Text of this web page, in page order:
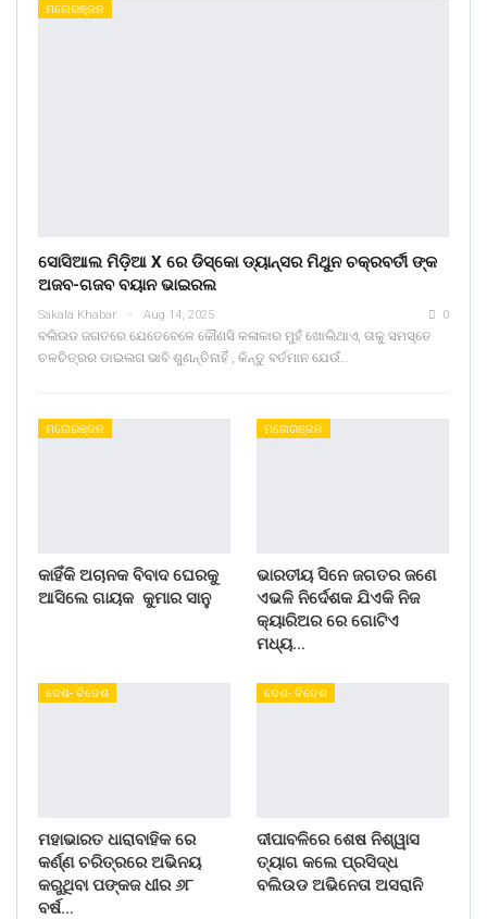
ମନୋରଞ୍ଜନ
ସୋସିଆଲ ମିଡ଼ିଆ X ରେ ଡିସ୍କୋ ଡ୍ୟାନ୍ସର ମିଥୁନ ଚକ୍ରବର୍ତୀ ଙ୍କ
ଅଜବ-ଗଜବ ବୟାନ ଭାଇରଲ
Sakala Khabar Aug 14, 2025 0
ବଲିଉଡ ଜଗତରେ ଯେତେବେଳେ କୌଣସି କଳାକାର ମୁହଁ ଖୋଲିଥାଏ, ତାକୁ ସମସ୍ତେ
ଚଳଚିତ୍ରର ଡାଇଲଗ ଭାବି ଶୁଣନ୍ତିନାହିଁ , କିନ୍ତୁ ବର୍ତମାନ ଯେଉଁ…
ମନୋରଞ୍ଜନ
କାହିଁକି ଅଚାନକ ବିବାଦ ଘେରକୁ
ଆସିଲେ ଗାୟକ କୁମାର ସାନୁ
ମନୋରଞ୍ଜନ
ଭାରତୀୟ ସିନେ ଜଗତର ଜଣେ
ଏଭଳି ନିର୍ଦେଶକ ଯିଏକି ନିଜ
କ୍ୟାରିଅର ରେ ଗୋଟିଏ
ମଧ୍ୟ…
ଦେଶ- ବିଦେଶ
ମହାଭାରତ ଧାରାବାହିକ ରେ
କର୍ଣ୍ଣ ଚରିତ୍ରରେ ଅଭିନୟ
କରୁଥିବା ପଙ୍କଜ ଧୀର ୬୮
ବର୍ଷ…
ଦେଶ- ବିଦେଶ
ଦୀପାବଳିରେ ଶେଷ ନିଶ୍ୱାସ
ତ୍ୟାଗ କଲେ ପ୍ରସିଦ୍ଧ
ବଲିଉଡ ଅଭିନେତା ଅସରାନି